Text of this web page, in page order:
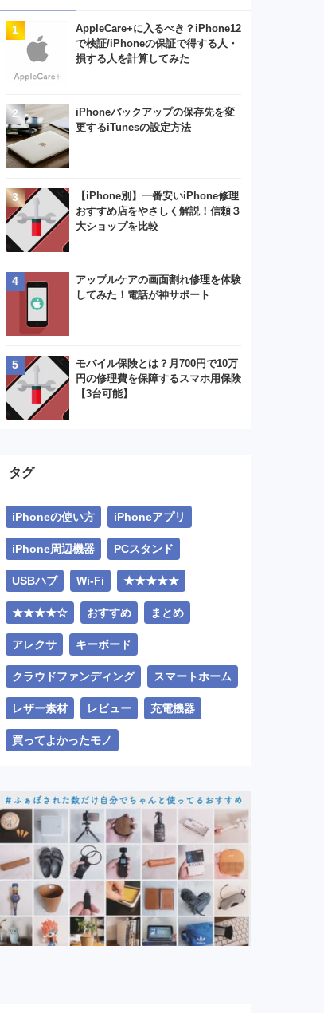
AppleCare+に入るべき？iPhone12
で検証/iPhoneの保証で得する人・
損する人を計算してみた
iPhoneバックアップの保存先を変
更するiTunesの設定方法
【iPhone別】一番安いiPhone修理
おすすめ店をやさしく解説！信頼３
大ショップを比較
アップルケアの画面割れ修理を体験
してみた！電話が神サポート
モバイル保険とは？月700円で10万
円の修理費を保障するスマホ用保険
【3台可能】
タグ
iPhoneの使い方 iPhoneアプリ
iPhone周辺機器 PCスタンド
USBハブ Wi-Fi ★★★★★
★★★★☆ おすすめ まとめ
アレクサ キーボード
クラウドファンディング スマートホーム
レザー素材 レビュー 充電機器
買ってよかったモノ